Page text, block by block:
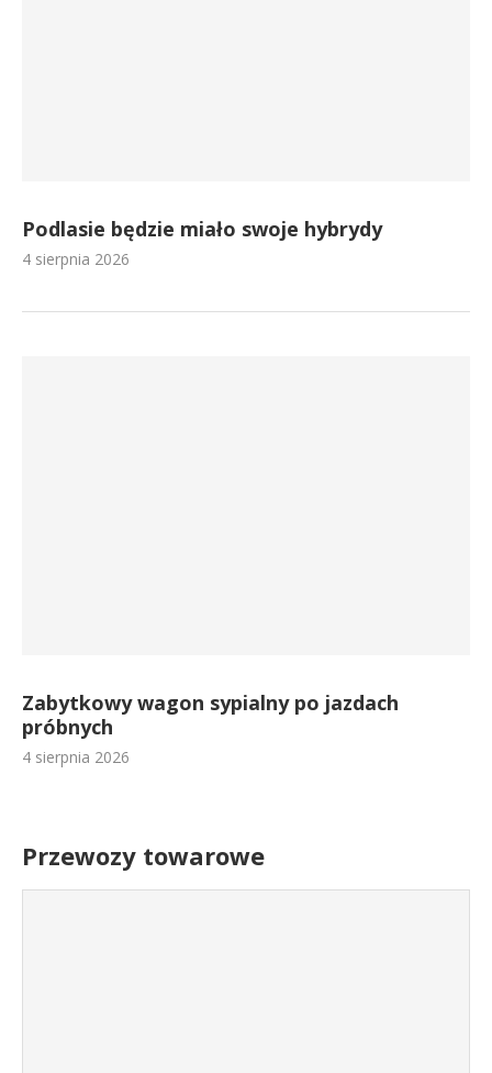
Podlasie będzie miało swoje hybrydy
4 sierpnia 2026
Zabytkowy wagon sypialny po jazdach
próbnych
4 sierpnia 2026
Przewozy towarowe